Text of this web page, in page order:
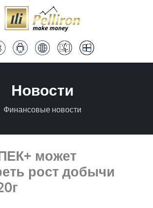
Новости
Финансовые новости
может
рост добычи